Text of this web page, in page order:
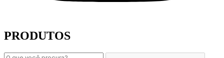
PRODUTOS